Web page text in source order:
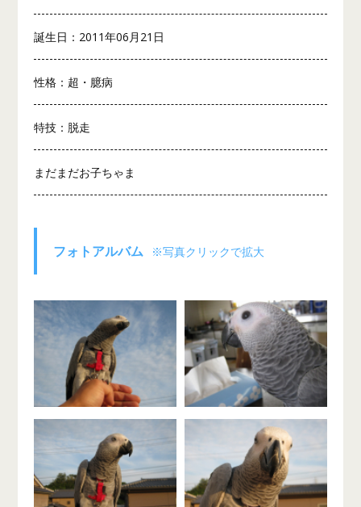
誕生日：2011年06月21日
性格：超・臆病
特技：脱走
まだまだお子ちゃま
フォトアルバム ※写真クリックで拡大